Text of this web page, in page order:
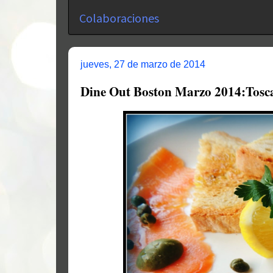
Colaboraciones
jueves, 27 de marzo de 2014
Dine Out Boston Marzo